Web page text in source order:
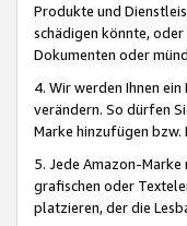
Produkte und
schädigen könnte, oder
Dokumenten oder
4. Wir werden Ihnen
verändern. So dürfen
Marke hinzufügen bzw.
5. Jede Amazon-
grafischen oder
platzieren, der die